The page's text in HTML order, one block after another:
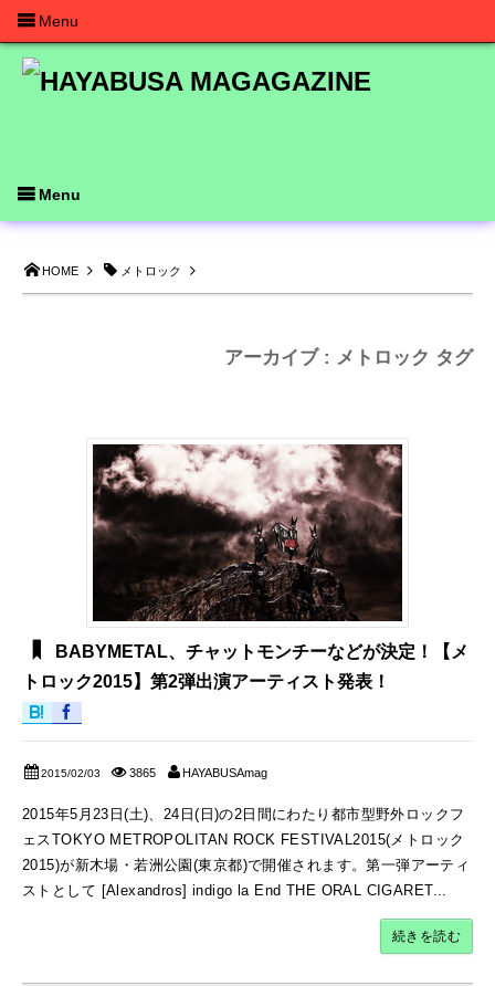
HOME メトロック
アーカイブ : メトロック タグ
BABYMETAL、チャットモンチーなどが決定！【メ
トロック2015】第2弾出演アーティスト発表！
2015/02/03 3865 HAYABUSAmag
2015年5月23日(土)、24日(日)の2日間にわたり都市型野外ロックフ
ェスTOKYO METROPOLITAN ROCK FESTIVAL2015(メトロック
2015)が新木場・若洲公園(東京都)で開催されます。第一弾アーティ
ストとして [Alexandros] indigo la End THE ORAL CIGARET...
続きを読む
Menu
Menu